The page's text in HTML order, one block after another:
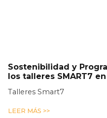
Sostenibilidad y
los talleres SMART7
Talleres Smart7
LEER MÁS >>